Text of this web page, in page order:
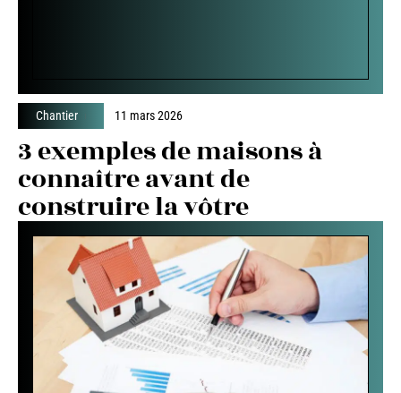
Chantier 11 mars 2026
3 exemples de maisons à
connaître avant de
construire la vôtre